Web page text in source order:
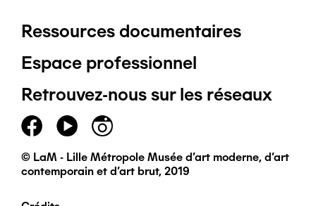
Pied
de
page
principal
Ressources documentaires
Espace professionnel
Retrouvez-nous sur les réseaux
© LaM - Lille Métropole Musée d'art moderne, d'art
contemporain et d'art brut, 2019